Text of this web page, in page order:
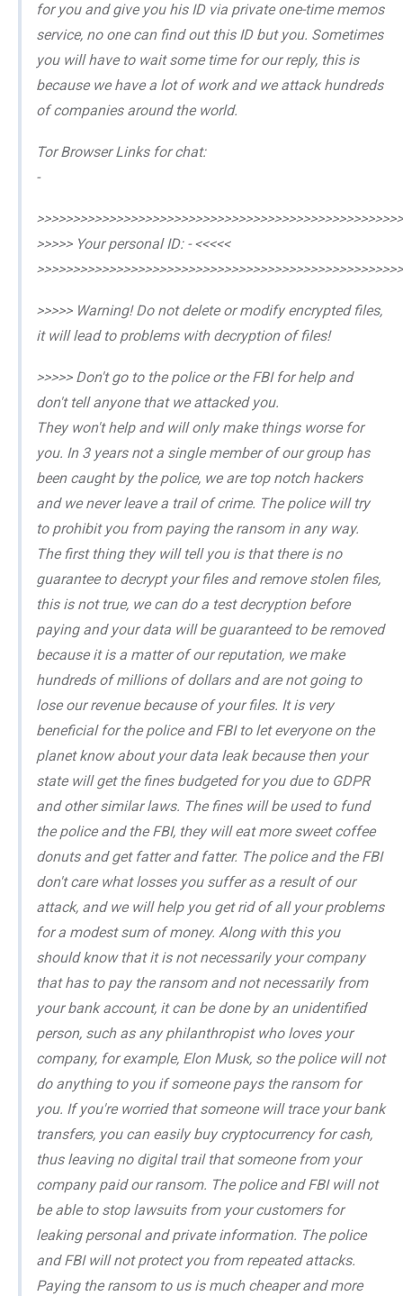
for you and give you his ID via private one-time memos
service, no one can find out this ID but you. Sometimes
you will have to wait some time for our reply, this is
because we have a lot of work and we attack hundreds
of companies around the world.
Tor Browser Links for chat:
-
>>>>> Your personal ID: - <<<<<
>>>>> Warning! Do not delete or modify encrypted files,
it will lead to problems with decryption of files!
>>>>> Don't go to the police or the FBI for help and
don't tell anyone that we attacked you.
They won't help and will only make things worse for
you. In 3 years not a single member of our group has
been caught by the police, we are top notch hackers
and we never leave a trail of crime. The police will try
to prohibit you from paying the ransom in any way.
The first thing they will tell you is that there is no
guarantee to decrypt your files and remove stolen files,
this is not true, we can do a test decryption before
paying and your data will be guaranteed to be removed
because it is a matter of our reputation, we make
hundreds of millions of dollars and are not going to
lose our revenue because of your files. It is very
beneficial for the police and FBI to let everyone on the
planet know about your data leak because then your
state will get the fines budgeted for you due to GDPR
and other similar laws. The fines will be used to fund
the police and the FBI, they will eat more sweet coffee
donuts and get fatter and fatter. The police and the FBI
don't care what losses you suffer as a result of our
attack, and we will help you get rid of all your problems
for a modest sum of money. Along with this you
should know that it is not necessarily your company
that has to pay the ransom and not necessarily from
your bank account, it can be done by an unidentified
person, such as any philanthropist who loves your
company, for example, Elon Musk, so the police will not
do anything to you if someone pays the ransom for
you. If you're worried that someone will trace your bank
transfers, you can easily buy cryptocurrency for cash,
thus leaving no digital trail that someone from your
company paid our ransom. The police and FBI will not
be able to stop lawsuits from your customers for
leaking personal and private information. The police
and FBI will not protect you from repeated attacks.
Paying the ransom to us is much cheaper and more